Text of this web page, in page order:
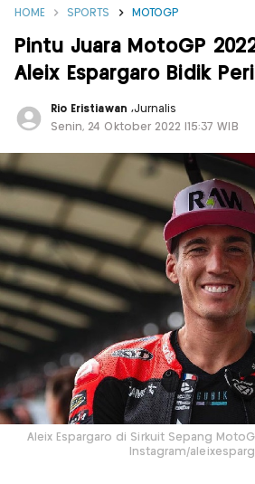
HOME SPORTS MOTOGP
Pintu Juara MotoGP
Aleix Espargaro Bidik
Rio Eristiawan ,Jurnalis
Senin, 24 Oktober 2022 |15:37 WIB
Aleix Espargaro di Sirkuit Sepang
Instagram/